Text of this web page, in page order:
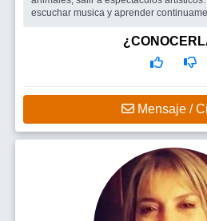
escuchar musica y aprender
Mensaje /